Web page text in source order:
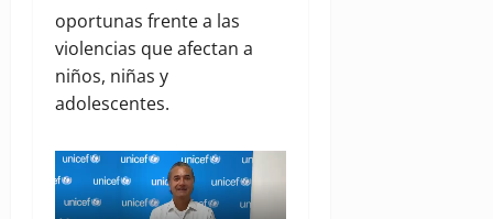
oportunas frente a las
violencias que afectan a
niños, niñas y
adolescentes.